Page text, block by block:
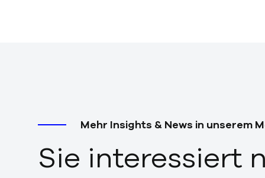
Mehr Insights & News in unserem
Sie interessiert